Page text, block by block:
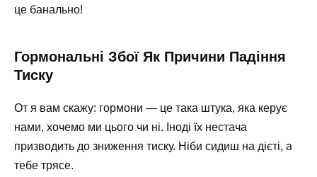
це банально!
Гормональні Збої Як Причини Падіння
Тиску
От я вам скажу: гормони — це така штука, яка керує
нами, хочемо ми цього чи ні. Іноді їх нестача
призводить до зниження тиску. Ніби сидиш на дієті, а
тебе трясе.